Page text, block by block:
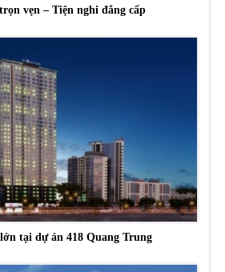
vẹn – Tiện nghi đẳng cấp
tại dự án 418 Quang Trung